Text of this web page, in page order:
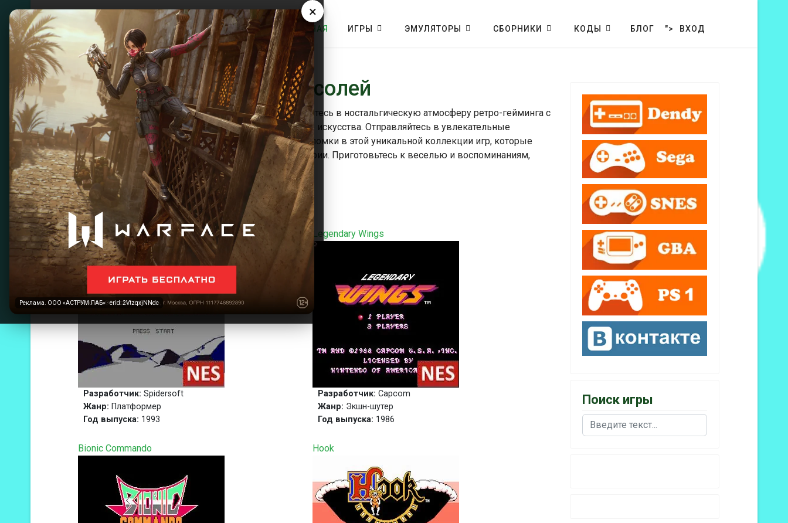
×
Реклама. ООО «АСТРУМ ЛАБ» · erid: 2VtzqxjNNdc
ГЛАВНАЯ ИГРЫ ЭМУЛЯТОРЫ СБОРНИКИ КОДЫ БЛОГ "> ВХОД
Игры 8 bit для ретро консолей
Добро пожаловать на страницу с играми 8 бит! Погрузитесь в ностальгическую атмосферу ретро-гейминга с
нашими захватывающими играми в стиле пиксельного искусства. Отправляйтесь в увлекательные
приключения, сражайтесь с врагами и решайте головоломки в этой уникальной коллекции игр, которые
приведут вас обратно в золотую эпоху игровой индустрии. Приготовьтесь к веселью и воспоминаниям,
играя в наши 8-битные игры!
Фильтр по заголовку Поиск Очистить Кол-во строк:
Cliffhanger
Разработчик: Spidersoft
Жанр: Платформер
Год выпуска: 1993
Legendary Wings
Разработчик: Capcom
Жанр: Экшн-шутер
Год выпуска: 1986
Bionic Commando Hook
Поиск игры
Поиск